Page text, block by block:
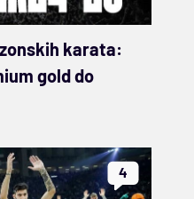
karata:
gold do
4